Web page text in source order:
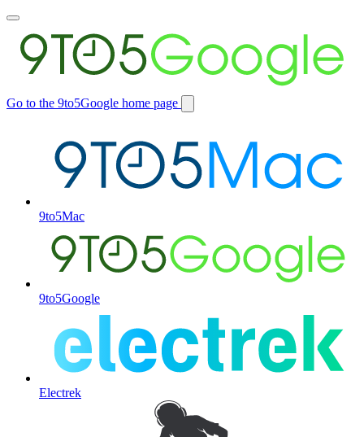
Toggle
main
menu
Go to the 9to5Google home page
Switch
9to5Mac
9to5Google
Electrek